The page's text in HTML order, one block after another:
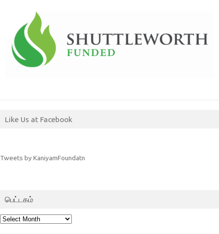
Like Us at Facebook
Tweets by KaniyamFoundatn
பெட்டகம்
பெட்டகம்